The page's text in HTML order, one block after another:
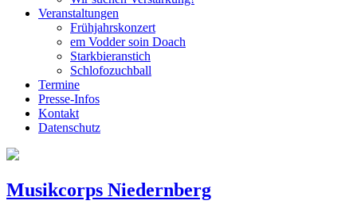
Veranstaltungen
Frühjahrskonzert
em Vodder soin Doach
Starkbieranstich
Schlofozuchball
Termine
Presse-Infos
Kontakt
Datenschutz
Musikcorps Niedernberg